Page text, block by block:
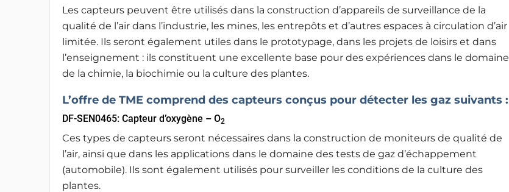
Les capteurs peuvent être utilisés dans la construction d’appareils de surveillance de la
qualité de l’air dans l’industrie, les mines, les entrepôts et d’autres espaces à circulation d’air
limitée. Ils seront également utiles dans le prototypage, dans les projets de loisirs et dans
l’enseignement : ils constituent une excellente base pour des expériences dans le domaine
de la chimie, la biochimie ou la culture des plantes.
L’offre de TME comprend des capteurs conçus pour détecter les gaz suivants :
DF-SEN0465: Capteur d’oxygène – O2
Ces types de capteurs seront nécessaires dans la construction de moniteurs de qualité de
l’air, ainsi que dans les applications dans le domaine des tests de gaz d’échappement
(automobile). Ils sont également utilisés pour surveiller les conditions de la culture des
plantes.